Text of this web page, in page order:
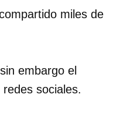
miles de
embargo el
sociales.